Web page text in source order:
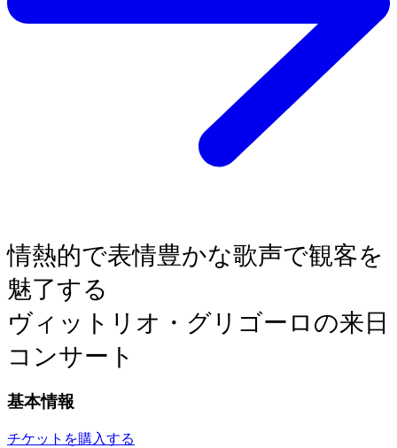
情熱的で表情豊かな歌声で観客を
魅了する
ヴィットリオ・グリゴーロの来日
コンサート
基本情報
チケットを購入する